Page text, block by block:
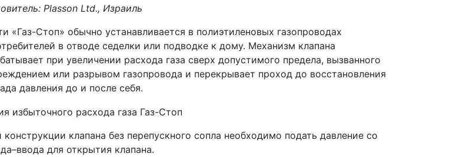
Plasson Ltd., Израиль
«Газ-Стоп» обычно устанавливается в полиэтиленовых газопроводах
в отводе седелки или подводке к дому. Механизм клапана
при увеличении расхода газа сверх допустимого предела, вызванного
или разрывом газопровода и перекрывает проход до восстановления
давления до и после себя.
клапана без перепускного сопла необходимо подать давление со
для открытия клапана.